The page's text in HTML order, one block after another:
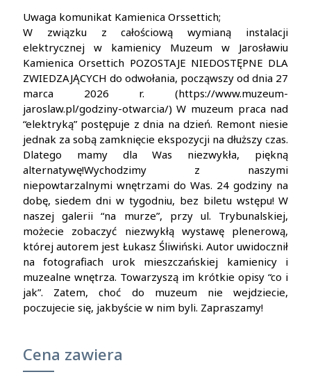
Uwaga komunikat Kamienica Orssettich;
W związku z całościową wymianą instalacji
elektrycznej w kamienicy Muzeum w Jarosławiu
Kamienica Orsettich POZOSTAJE NIEDOSTĘPNE DLA
ZWIEDZAJĄCYCH do odwołania, począwszy od dnia 27
marca 2026 r. (https://www.muzeum-
jaroslaw.pl/godziny-otwarcia/) W muzeum praca nad
“elektryką” postępuje z dnia na dzień. Remont niesie
jednak za sobą zamknięcie ekspozycji na dłuższy czas.
Dlatego mamy dla Was niezwykła, piękną
alternatywę!Wychodzimy z naszymi
niepowtarzalnymi wnętrzami do Was. 24 godziny na
dobę, siedem dni w tygodniu, bez biletu wstępu! W
naszej galerii “na murze”, przy ul. Trybunalskiej,
możecie zobaczyć niezwykłą wystawę plenerową,
której autorem jest Łukasz Śliwiński. Autor uwidocznił
na fotografiach urok mieszczańskiej kamienicy i
muzealne wnętrza. Towarzyszą im krótkie opisy “co i
jak”. Zatem, choć do muzeum nie wejdziecie,
poczujecie się, jakbyście w nim byli. Zapraszamy!
Cena zawiera